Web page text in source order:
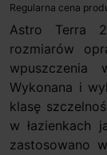
Regularna cena
Astro Terra
rozmiarów
Wykonana i
klasę
w łazienkach
zastosowano